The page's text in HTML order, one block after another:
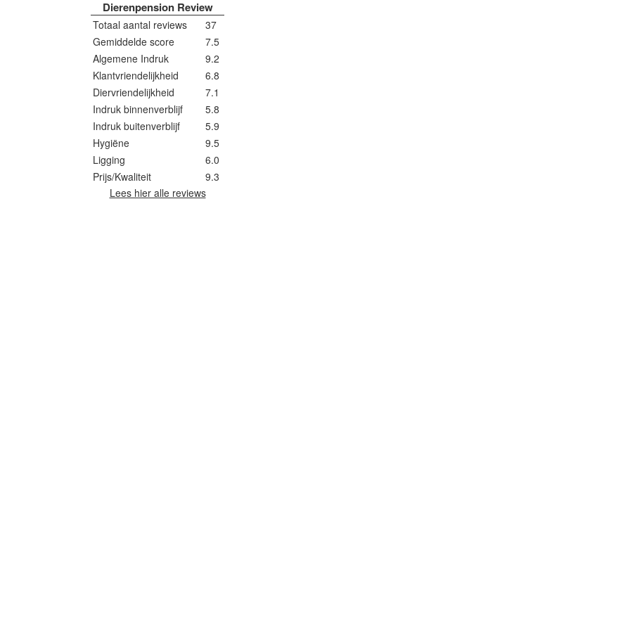
Dierenpension Review
Totaal aantal reviews
37
Gemiddelde score
7.5
Algemene Indruk
9.2
Klantvriendelijkheid
6.8
Diervriendelijkheid
7.1
Indruk binnenverblijf
5.8
Indruk buitenverblijf
5.9
Hygiëne‎
9.5
Ligging
6.0
Prijs/Kwaliteit
9.3
Lees hier alle reviews